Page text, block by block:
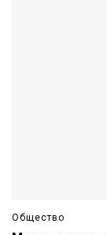
Общество